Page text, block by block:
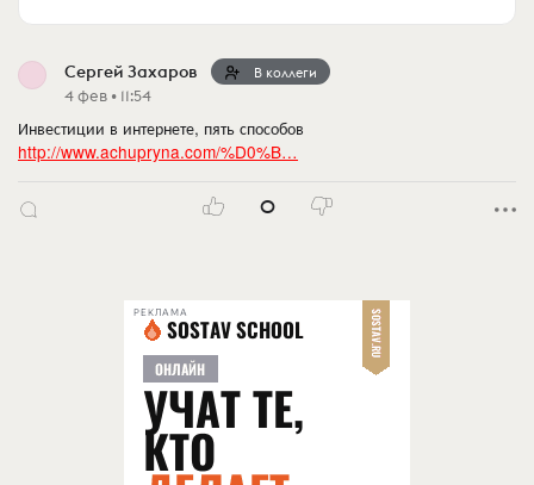
Сергей Захаров В коллеги
4 фев • 11:54
Инвестиции в интернете, пять способов
http://www.achupryna.com/%D0%B…
0
РЕКЛАМА